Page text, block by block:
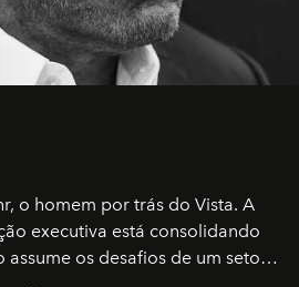
o homem por trás do Vista. A
executiva está consolidando
os desafios de um setor